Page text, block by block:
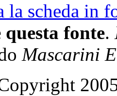
la scheda in
fonte.
Mascarini